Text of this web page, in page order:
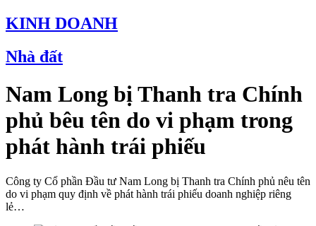
KINH DOANH
Nhà đất
Nam Long bị Thanh tra Chính
phủ bêu tên do vi phạm trong
phát hành trái phiếu
Công ty Cổ phần Đầu tư Nam Long bị Thanh tra Chính phủ nêu tên
do vi phạm quy định về phát hành trái phiếu doanh nghiệp riêng
lẻ…